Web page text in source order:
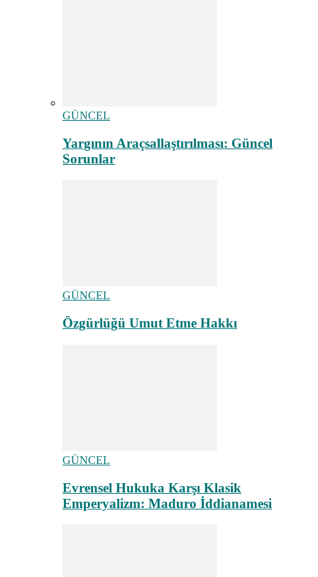
GÜNCEL
Yargının Araçsallaştırılması: Güncel
Sorunlar
GÜNCEL
Özgürlüğü Umut Etme Hakkı
GÜNCEL
Evrensel Hukuka Karşı Klasik
Emperyalizm: Maduro İddianamesi